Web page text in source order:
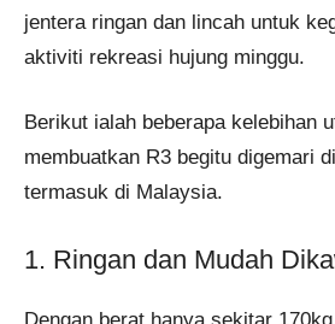
jentera ringan dan lincah untuk
aktiviti rekreasi hujung minggu.
Berikut ialah beberapa kelebihan
membuatkan R3 begitu digemari
termasuk di Malaysia.
1. Ringan dan Mudah